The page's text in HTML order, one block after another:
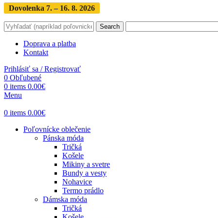
Dovolenka 7. – 16. 8. 2026
Search
Doprava a platba
Kontakt
Prihlásiť sa / Registrovať
0 Obľubené
0 items 0.00€
Menu
0 items 0.00€
Poľovnícke oblečenie
Pánska móda
Tričká
Košele
Mikiny a svetre
Bundy a vesty
Nohavice
Termo prádlo
Dámska móda
Tričká